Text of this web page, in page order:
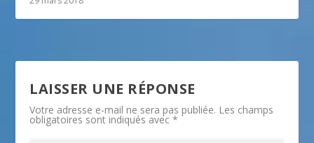
LAISSER UNE RÉPONSE
Votre adresse e-mail ne sera pas publiée. Les champs
obligatoires sont indiqués avec*